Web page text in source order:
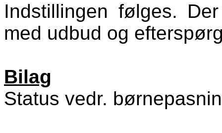
Indstillingen følges.
med udbud og
Bilag
Status vedr.